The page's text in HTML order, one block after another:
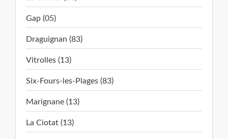
Gap (05)
Draguignan (83)
Vitrolles (13)
Six-Fours-les-Plages (83)
Marignane (13)
La Ciotat (13)